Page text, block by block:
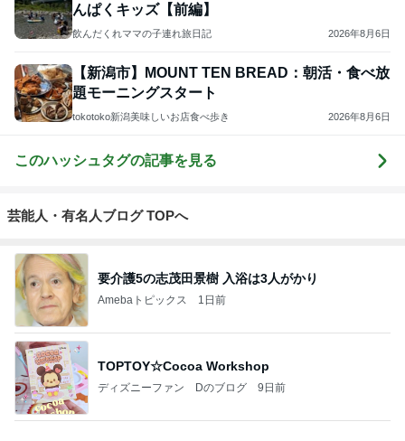
んぱくキッズ【前編】
飲んだくれママの子連れ旅日記 2026年8月6日
【新潟市】MOUNT TEN BREAD：朝活・食べ放
題モーニングスタート
tokotoko新潟美味しいお店食べ歩き 2026年8月6日
このハッシュタグの記事を見る
芸能人・有名人ブログ TOPへ
要介護5の志茂田景樹 入浴は3人がかり
Amebaトピックス 1日前
TOPTOY☆Cocoa Workshop
ディズニーファン Dのブログ 9日前